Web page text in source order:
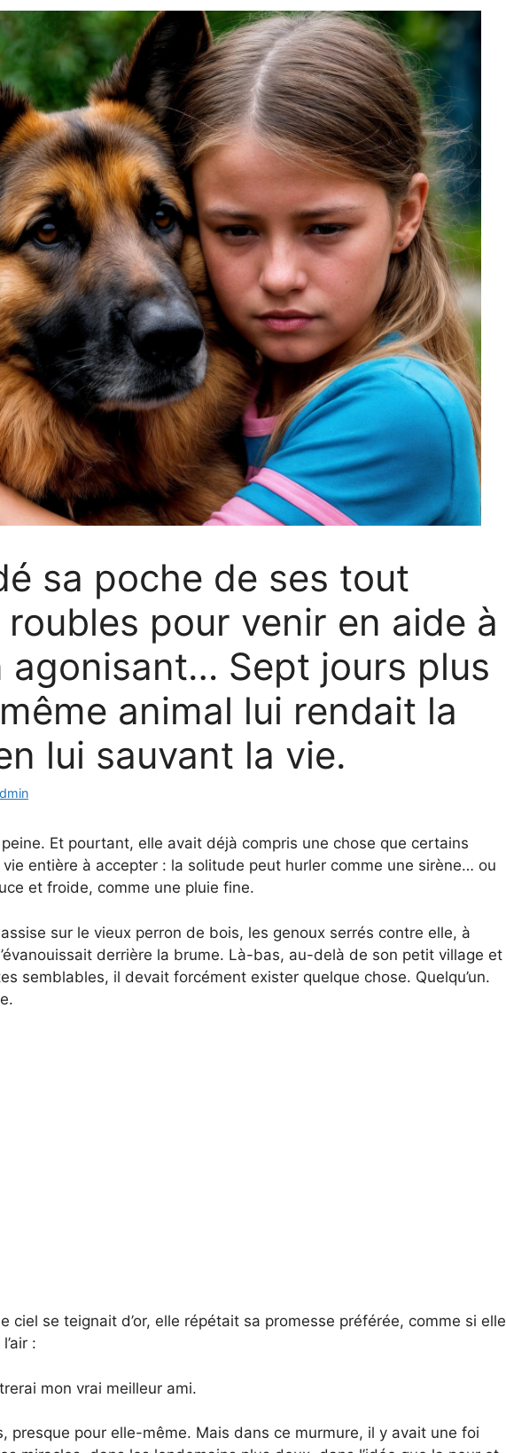
sa poche de ses tout
pour venir en aide à
agonisant… Sept jours plus
animal lui rendait la
lui sauvant la vie.
Et pourtant, elle avait déjà compris une chose que certains
entière à accepter : la solitude peut hurler comme une sirène… ou
et froide, comme une pluie fine.
sur le vieux perron de bois, les genoux serrés contre elle, à
derrière la brume. Là-bas, au-delà de son petit village et
semblables, il devait forcément exister quelque chose. Quelqu’un.
ciel se teignait d’or, elle répétait sa promesse préférée, comme si elle
:
mon vrai meilleur ami.
presque pour elle-même. Mais dans ce murmure, il y avait une foi